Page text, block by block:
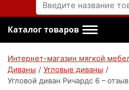
Каталог товаров
Интернет-магазин мягкой
Диваны / Угловые диваны /
Угловой диван Ричардс 6 –